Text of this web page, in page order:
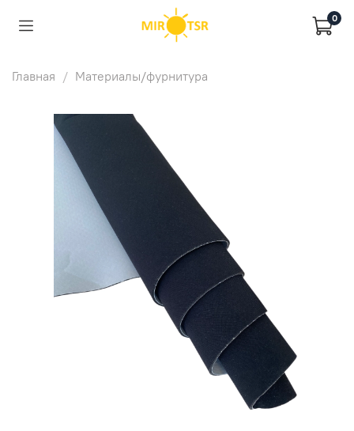
0
Главная Материалы/фурнитура